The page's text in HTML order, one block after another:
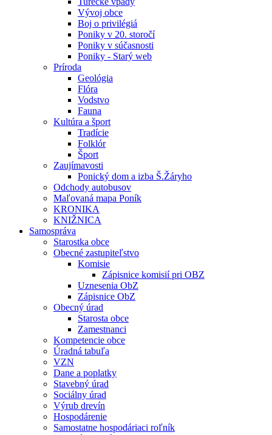
Vývoj obce
Boj o privilégiá
Poniky v 20. storočí
Poniky v súčasnosti
Poniky - Starý web
Príroda
Geológia
Flóra
Vodstvo
Fauna
Kultúra a šport
Tradície
Folklór
Šport
Zaujímavosti
Ponický dom a izba Š.Žáryho
Odchody autobusov
Maľovaná mapa Poník
KRONIKA
KNIŽNICA
Samospráva
Starostka obce
Obecné zastupiteľstvo
Komisie
Zápisnice komisií pri OBZ
Uznesenia ObZ
Zápisnice ObZ
Obecný úrad
Starosta obce
Zamestnanci
Kompetencie obce
Úradná tabuľa
VZN
Dane a poplatky
Stavebný úrad
Sociálny úrad
Výrub drevín
Hospodárenie
Samostatne hospodáriaci roľník